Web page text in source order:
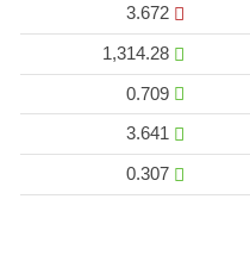
3.672
1,314.28
0.709
3.641
0.307